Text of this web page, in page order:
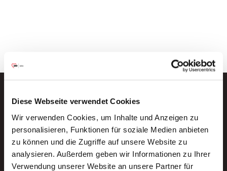
Diese Webseite verwendet Cookies
Wir verwenden Cookies, um Inhalte und Anzeigen zu
personalisieren, Funktionen für soziale Medien anbieten
zu können und die Zugriffe auf unsere Website zu
analysieren. Außerdem geben wir Informationen zu Ihrer
Verwendung unserer Website an unsere Partner für
Neue Stellen per E-Mail.
Ein kostenloser Service von AWO
Jobs.